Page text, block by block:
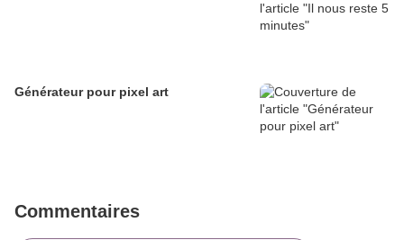
Générateur pour pixel art
Commentaires